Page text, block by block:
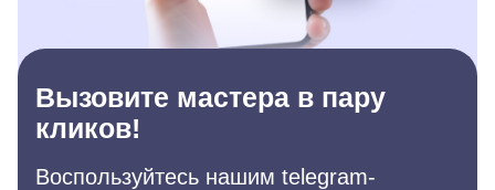
Вызовите мастера в пару
кликов!
Воспользуйтесь нашим telegram-